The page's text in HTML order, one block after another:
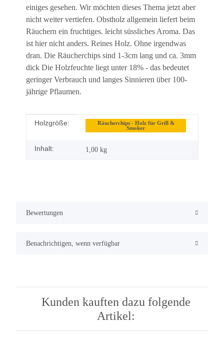
einiges gesehen. Wir möchten dieses Thema jetzt aber
nicht weiter vertiefen. Obstholz allgemein liefert beim
Räuchern ein fruchtiges. leicht süssliches Aroma. Das
ist hier nicht anders. Reines Holz. Ohne irgendwas
dran. Die Räucherchips sind 1-3cm lang und ca. 3mm
dick Die Holzfeuchte liegt unter 18% - das bedeutet
geringer Verbrauch und langes Sinnieren über 100-
jährige Pflaumen.
Produkteigenschaft
Wert
Holzgröße:
Räucherchips - Holz für Grill &
Smoker
Inhalt: 1,00 kg
Bewertungen
Benachrichtigen, wenn verfügbar
Kunden kauften dazu folgende
Artikel: